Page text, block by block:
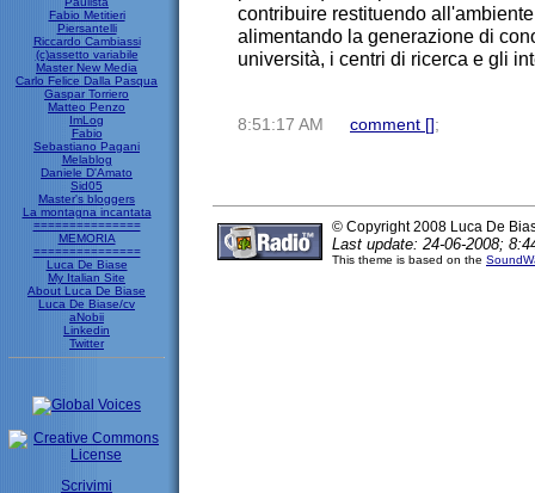
Fabio Metitieri
Piersantelli
Riccardo Cambiassi
(c)assetto variabile
Master New Media
Carlo Felice Dalla Pasqua
Gaspar Torriero
Matteo Penzo
ImLog
Fabio
Sebastiano Pagani
Melablog
Daniele D'Amato
Sid05
Master's bloggers
La montagna incantata
===============
MEMORIA
===============
Luca De Biase
My Italian Site
About Luca De Biase
Luca De Biase/cv
aNobii
Linkedin
Twitter
Scrivimi
contribuire restituendo
alimentando la generazione di
università, i centri di ricerca e gli
8:51:17 AM comment [] ;
© Copyright 2008 Luca De
Last update: 24-06-2008;
This theme is based on the